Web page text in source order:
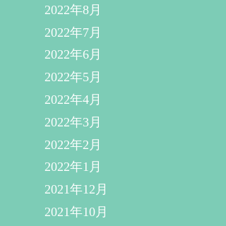
2022年8月
2022年7月
2022年6月
2022年5月
2022年4月
2022年3月
2022年2月
2022年1月
2021年12月
2021年10月